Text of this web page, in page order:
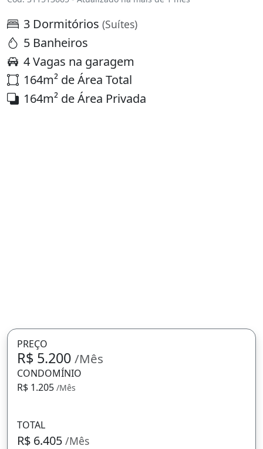
3 Dormitórios (Suítes)
5 Banheiros
4 Vagas na garagem
164m² de Área Total
164m² de Área Privada
PREÇO
R$ 5.200 /Mês
CONDOMÍNIO
R$ 1.205 /Mês
TOTAL
R$ 6.405 /Mês